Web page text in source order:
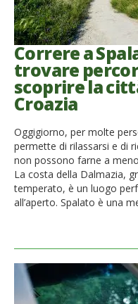
Correre a
trovare
scoprire la
Croazia
Oggigiorno, per molte
permette di rilassarsi e di
non possono farne a
La costa della Dalmazia,
temperato, è un luogo
all’aperto. Spalato è una